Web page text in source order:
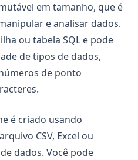
em tamanho, que é
e analisar dados.
ou tabela SQL e pode
de tipos de dados,
de ponto
é criado usando
CSV, Excel ou
dados. Você pode